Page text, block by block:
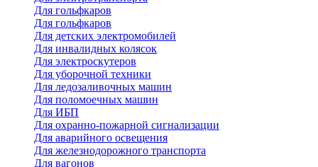
Для гольфкаров
Для гольфкаров
Для детских электромобилей
Для инвалидных колясок
Для электроскутеров
Для уборочной техники
Для ледозаливочных машин
Для поломоечных машин
Для ИБП
Для охранно-пожарной сигнализации
Для аварийного освещения
Для железнодорожного транспорта
Для вагонов